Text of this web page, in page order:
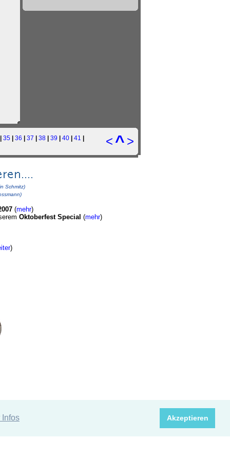
Infos Akzeptieren
| 35 | 36 | 37 | 38 | 39 | 40 | 41 |
<^ >
Schmitz)
(mehr)
Oktoberfest Special (mehr)
)